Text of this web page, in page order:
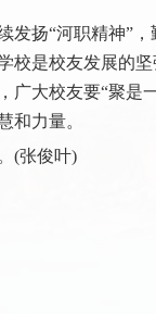
扬“河职精神”，
校是校友发展的
大校友要“聚是
和力量。
(张俊叶)